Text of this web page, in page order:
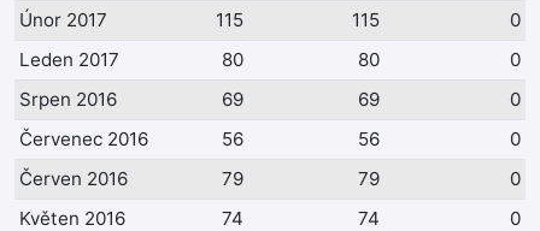
Únor 2017
115 115
0
Leden 2017
80 80
0
Srpen 2016
69 69
0
Červenec 2016
56 56
0
Červen 2016
79 79
0
Květen 2016
74 74
0